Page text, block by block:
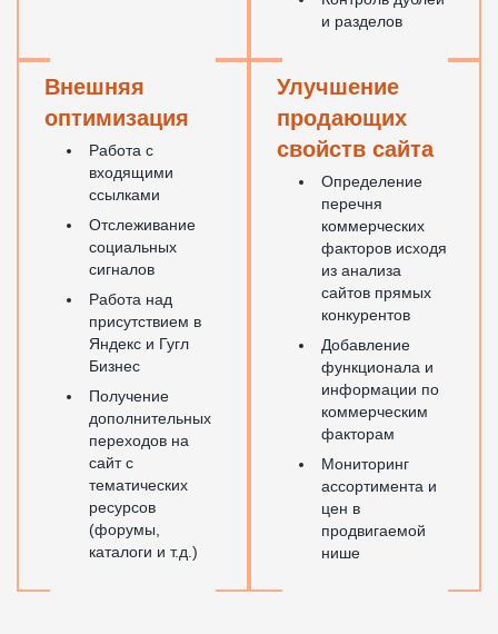
и разделов
Внешняя
оптимизация
Работа с
входящими
ссылками
Отслеживание
социальных
сигналов
Работа над
присутствием в
Яндекс и Гугл
Бизнес
Получение
дополнительных
переходов на
сайт с
тематических
ресурсов
(форумы,
каталоги и т.д.)
Улучшение
продающих
свойств сайта
Определение
перечня
коммерческих
факторов исходя
из анализа
сайтов прямых
конкурентов
Добавление
функционала и
информации по
коммерческим
факторам
Мониторинг
ассортимента и
цен в
продвигаемой
нише